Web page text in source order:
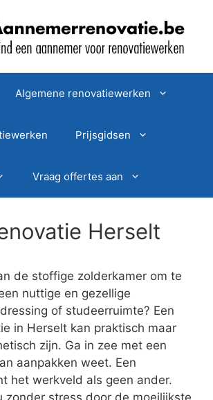
Algemene renovatiewerken
Prijsgidsen
Vraag offertes aan
Herselt
de stoffige zolderkamer om te
nuttige en gezellige
of studeerruimte? Een
in Herselt kan praktisch maar
zijn. Ga in zee met een
aanpakken weet. Een
het werkveld als geen ander.
zonder stress door de moeilijkste